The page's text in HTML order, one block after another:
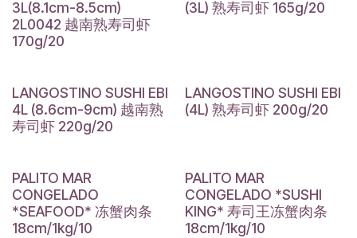
3L(8.1cm-8.5cm)
2L0042 越南熟寿司虾
170g/20
(3L) 熟寿司虾 165g/20
LANGOSTINO SUSHI EBI
4L (8.6cm-9cm) 越南熟
寿司虾 220g/20
LANGOSTINO SUSHI EBI
(4L) 熟寿司虾 200g/20
PALITO MAR
CONGELADO
*SEAFOOD* 冻蟹肉条
18cm/1kg/10
PALITO MAR
CONGELADO *SUSHI
KING* 寿司王冻蟹肉条
18cm/1kg/10